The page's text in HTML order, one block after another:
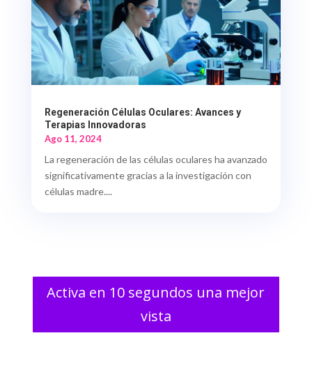
Regeneración Células Oculares: Avances y
Terapias Innovadoras
Ago 11, 2024
La regeneración de las células oculares ha avanzado
significativamente gracias a la investigación con
células madre....
Activa en 10 segundos una mejor
vista